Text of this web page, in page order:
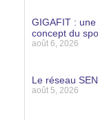
GIGAFIT :
concept du
août 6, 2026
Le réseau
août 5, 2026